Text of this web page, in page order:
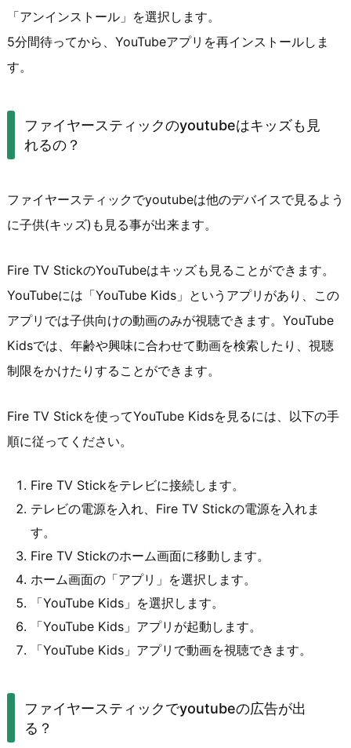
「アンインストール」を選択します。
5分間待ってから、YouTubeアプリを再インストールしま
す。
ファイヤースティックのyoutubeはキッズも見
れるの？
ファイヤースティックでyoutubeは他のデバイスで見るよう
に子供(キッズ)も見る事が出来ます。
Fire TV StickのYouTubeはキッズも見ることができます。
YouTubeには「YouTube Kids」というアプリがあり、この
アプリでは子供向けの動画のみが視聴できます。YouTube
Kidsでは、年齢や興味に合わせて動画を検索したり、視聴
制限をかけたりすることができます。
Fire TV Stickを使ってYouTube Kidsを見るには、以下の手
順に従ってください。
Fire TV Stickをテレビに接続します。
テレビの電源を入れ、Fire TV Stickの電源を入れま
す。
Fire TV Stickのホーム画面に移動します。
ホーム画面の「アプリ」を選択します。
「YouTube Kids」を選択します。
「YouTube Kids」アプリが起動します。
「YouTube Kids」アプリで動画を視聴できます。
ファイヤースティックでyoutubeの広告が出
る？